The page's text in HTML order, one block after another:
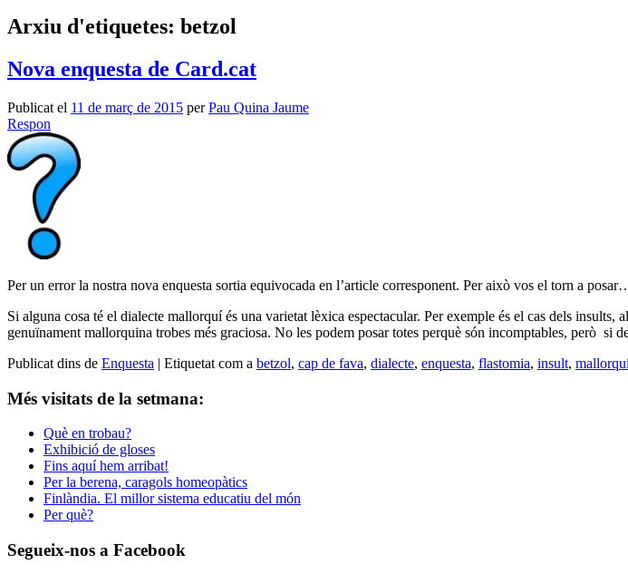
Arxiu d'etiquetes: betzol
Nova enquesta de Card.cat
Publicat el 11 de març de 2015 perPau Quina Jaume
Respon
Per un error la nostra nova enquesta sortia equivocada en l’article corresponent. Per això vos el torn a
Si alguna cosa té el dialecte mallorquí és una varietat lèxica espectacular. Per exemple és el cas dels
genuïnament mallorquina trobes més graciosa. No les podem posar totes perquè són incomptables, però si
Publicat dins de Enquesta | Etiquetat com a betzol, cap de fava, dialecte, enquesta, flastomia, insult,
Més visitats de la setmana:
Què en trobau?
Exhibició de gloses
Fins aquí hem arribat!
Per la berena, caragols homeopàtics
Finlàndia. El millor sistema educatiu del món
Per què?
Segueix-nos a Facebook